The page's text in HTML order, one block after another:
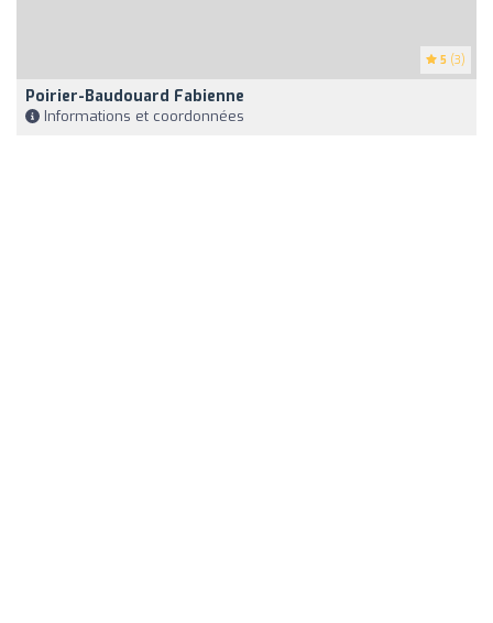
5 (3)
Poirier-Baudouard Fabienne
Informations et coordonnées